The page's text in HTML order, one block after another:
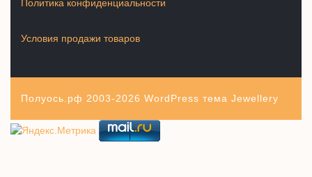
Условия продажи товаров
Политика конфиденциальности
Полуось.рф 2003-2026 WordPress тема Jewellery